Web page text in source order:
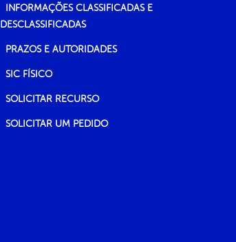
INFORMAÇÕES CLASSIFICADAS E
DESCLASSIFICADAS
PRAZOS E AUTORIDADES
SIC FÍSICO
SOLICITAR RECURSO
SOLICITAR UM PEDIDO